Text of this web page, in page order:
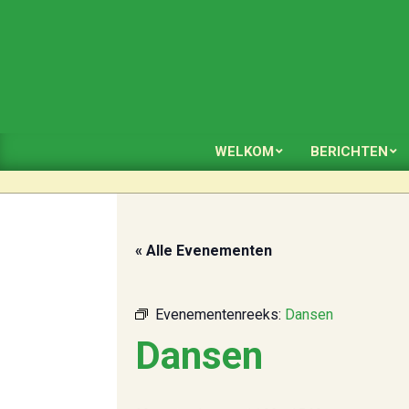
WELKOM BERICHTEN
« Alle Evenementen
Evenementenreeks: Dansen
Dansen